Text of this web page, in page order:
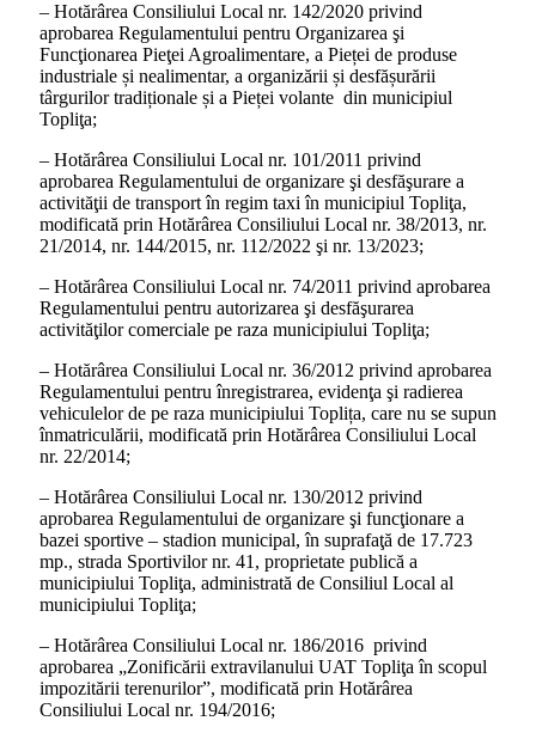
– Hotărârea Consiliului Local nr. 142/2020 privind
aprobarea Regulamentului pentru Organizarea şi
Funcţionarea Pieţei Agroalimentare, a Pieței de produse
industriale și nealimentar, a organizării și desfășurării
târgurilor tradiționale și a Pieței volante din municipiul
Topliţa;
– Hotărârea Consiliului Local nr. 101/2011 privind
aprobarea Regulamentului de organizare şi desfăşurare a
activităţii de transport în regim taxi în municipiul Topliţa,
modificată prin Hotărârea Consiliului Local nr. 38/2013, nr.
21/2014, nr. 144/2015, nr. 112/2022 şi nr. 13/2023;
– Hotărârea Consiliului Local nr. 74/2011 privind aprobarea
Regulamentului pentru autorizarea şi desfăşurarea
activităţilor comerciale pe raza municipiului Topliţa;
– Hotărârea Consiliului Local nr. 36/2012 privind aprobarea
Regulamentului pentru înregistrarea, evidenţa şi radierea
vehiculelor de pe raza municipiului Toplița, care nu se supun
înmatriculării, modificată prin Hotărârea Consiliului Local
nr. 22/2014;
– Hotărârea Consiliului Local nr. 130/2012 privind
aprobarea Regulamentului de organizare şi funcţionare a
bazei sportive – stadion municipal, în suprafaţă de 17.723
mp., strada Sportivilor nr. 41, proprietate publică a
municipiului Topliţa, administrată de Consiliul Local al
municipiului Topliţa;
– Hotărârea Consiliului Local nr. 186/2016 privind
aprobarea „Zonificării extravilanului UAT Topliţa în scopul
impozitării terenurilor”, modificată prin Hotărârea
Consiliului Local nr. 194/2016;